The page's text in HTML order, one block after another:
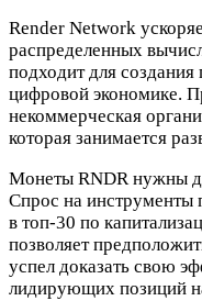
Render Network
распределенных
подходит для
цифровой экономике.
некоммерческая
которая занимается
Монеты RNDR нужны
Спрос на инструменты
в топ-30 по
позволяет
успел доказать свою
лидирующих позиций